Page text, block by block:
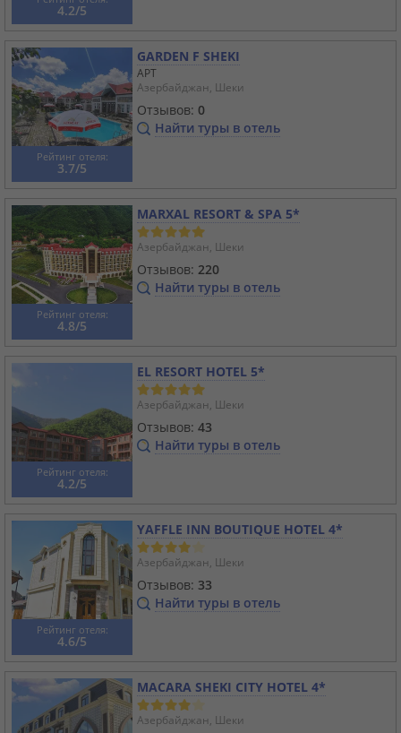
4.2/5
Рейтинг отеля:
3.7/5
GARDEN F SHEKI
APT
Азербайджан, Шеки
Отзывов: 0
Найти туры в отель
Рейтинг отеля:
4.8/5
MARXAL RESORT & SPA 5*
Азербайджан, Шеки
Отзывов: 220
Найти туры в отель
Рейтинг отеля:
4.2/5
EL RESORT HOTEL 5*
Азербайджан, Шеки
Отзывов: 43
Найти туры в отель
Рейтинг отеля:
4.6/5
YAFFLE INN BOUTIQUE HOTEL 4*
Азербайджан, Шеки
Отзывов: 33
Найти туры в отель
MACARA SHEKI CITY HOTEL 4*
Азербайджан, Шеки